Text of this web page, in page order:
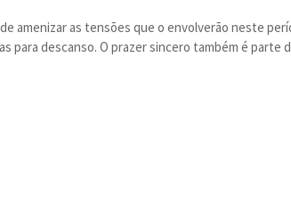
amenizar as tensões que o envolverão neste
para descanso. O prazer sincero também é parte